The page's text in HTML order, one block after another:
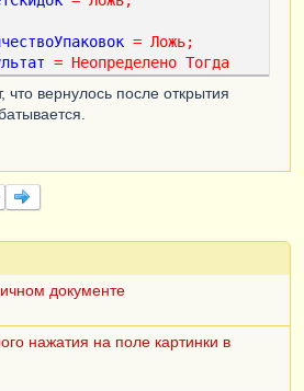
= Ложь;
= Неопределено Тогда
( Результат )
=
Вставить
. НайтиСтроки
СтрокаАкцизнаяМарка
что вернулось после открытия
документе
нажатия на поле картинки в